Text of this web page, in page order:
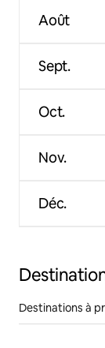
Août
Sept.
Oct.
Nov.
Déc.
Destinations à